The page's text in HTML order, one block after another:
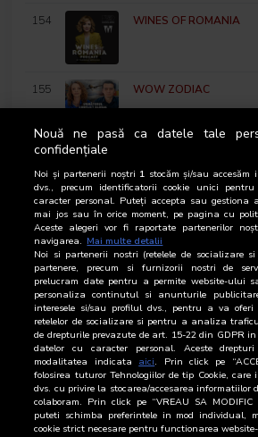
154 WINES OF ROMANIA
155 WOW ZODIAC
156 ZAIAFET PODCAST
157 ZEBRA
158
ZI DE ZI: PARINTELE
CONSTANTIN
NECULA
159 ZONA IT
160 ZONA PODCAST
Nouă ne pasă ca datele tale
confidențiale
Noi și partenerii noștri 1 stocăm și/sau
dvs., precum identificatorii cookie unici
caracter personal. Puteți accepta sau gestiona
mai jos sau în orice moment, pe pagina cu
Aceste alegeri vor fi raportate partenerilor
navigarea. Mai multe detalii
Noi si partenerii nostri (retelele de socializare
partenere, precum si furnizorii nostri de
prelucram date pentru a permite website-ului
personaliza continutul si anunturile
interesele si/sau profilul dvs., pentru a va
retelelor de socializare si pentru a analiza
de drepturile prevazute de art. 15-22 din GDPR
datelor cu caracter personal. Aceste
modalitatea indicata aici. Prin click pe
folosirea tuturor Tehnologiilor de tip Cookie,
dvs. cu privire la stocarea/accesarea informatiilor
colaboram. Prin click pe “VREAU SA MODIFIC
puteti schimba preferintele in mod individual,
cookie strict necesare pentru functionarea